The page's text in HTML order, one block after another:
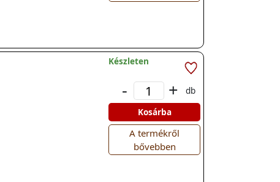
Készleten
- +
db
Kosárba
A termékről
bővebben